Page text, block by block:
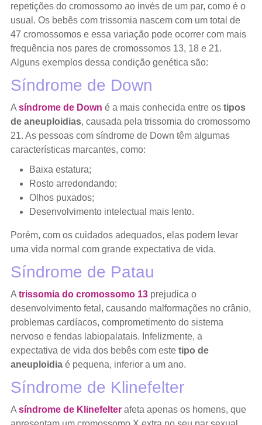
repetições do cromossomo ao invés de um par, como é o
usual. Os bebês com trissomia nascem com um total de
47 cromossomos e essa variação pode ocorrer com mais
frequência nos pares de cromossomos 13, 18 e 21.
Alguns exemplos dessa condição genética são:
Síndrome de Down
A síndrome de Down é a mais conhecida entre os tipos
de aneuploidias, causada pela trissomia do cromossomo
21. As pessoas com síndrome de Down têm algumas
características marcantes, como:
Baixa estatura;
Rosto arredondando;
Olhos puxados;
Desenvolvimento intelectual mais lento.
Porém, com os cuidados adequados, elas podem levar
uma vida normal com grande expectativa de vida.
Síndrome de Patau
A trissomia do cromossomo 13prejudica o
desenvolvimento fetal, causando malformações no crânio,
problemas cardíacos, comprometimento do sistema
nervoso e fendas labiopalatais. Infelizmente, a
expectativa de vida dos bebês com este tipo de
aneuploidiaé pequena, inferior a um ano.
Síndrome de Klinefelter
A síndrome de Klinefelterafeta apenas os homens, que